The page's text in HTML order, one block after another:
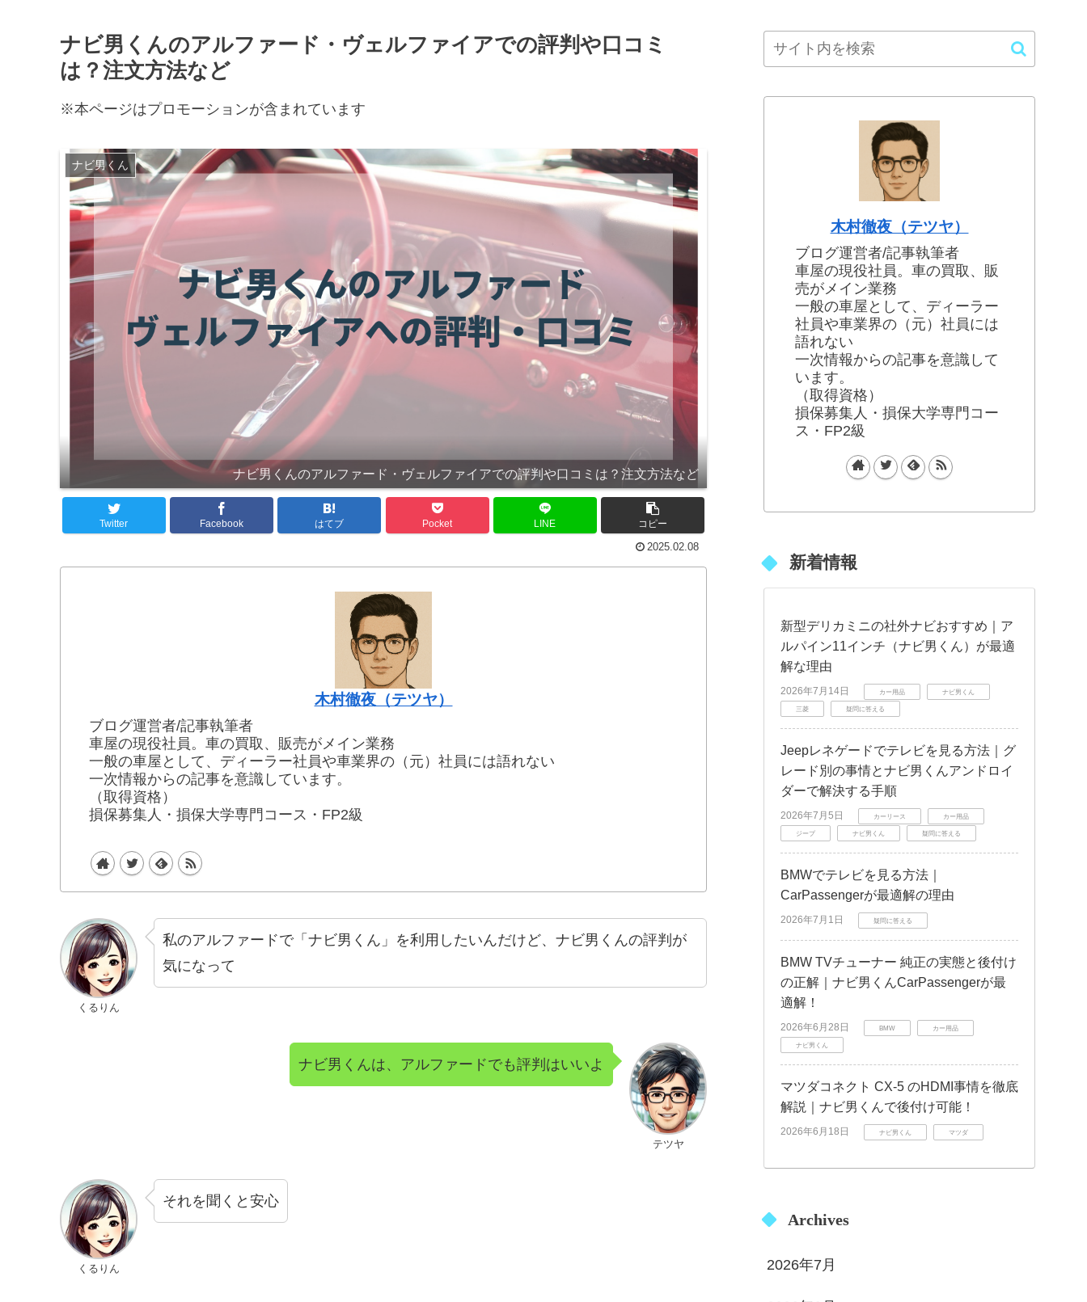
ナビ男くんのアルファード・ヴェルファイアでの評判や口コミ
は？注文方法など
※本ページはプロモーションが含まれています
ナビ男くん
ナビ男くんのアルファード・ヴェルファイアでの評判や口コミは？注文方法など
Twitter Facebook はてブ Pocket LINE コピー
2025.02.08
木村徹夜（テツヤ）
ブログ運営者/記事執筆者
車屋の現役社員。車の買取、販売がメイン業務
一般の車屋として、ディーラー社員や車業界の（元）社員には語れない
一次情報からの記事を意識しています。
（取得資格）
損保募集人・損保大学専門コース・FP2級
くるりん
私のアルファードで「ナビ男くん」を利用したいんだけど、ナビ男くんの評判が
気になって
テツヤ
ナビ男くんは、アルファードでも評判はいいよ
くるりん
それを聞くと安心
木村徹夜（テツヤ）
ブログ運営者/記事執筆者
車屋の現役社員。車の買取、販
売がメイン業務
一般の車屋として、ディーラー
社員や車業界の（元）社員には
語れない
一次情報からの記事を意識して
います。
（取得資格）
損保募集人・損保大学専門コー
ス・FP2級
新着情報
新型デリカミニの社外ナビおすすめ｜ア
ルパイン11インチ（ナビ男くん）が最適
解な理由
2026年7月14日 カー用品 ナビ男くん
三菱 疑問に答える
Jeepレネゲードでテレビを見る方法｜グ
レード別の事情とナビ男くんアンドロイ
ダーで解決する手順
2026年7月5日 カーリース カー用品
ジープ ナビ男くん 疑問に答える
BMWでテレビを見る方法｜
CarPassengerが最適解の理由
2026年7月1日 疑問に答える
BMW TVチューナー 純正の実態と後付け
の正解｜ナビ男くんCarPassengerが最
適解！
2026年6月28日 BMW カー用品
ナビ男くん
マツダコネクト CX-5 のHDMI事情を徹底
解説｜ナビ男くんで後付け可能！
2026年6月18日 ナビ男くん マツダ
Archives
2026年7月